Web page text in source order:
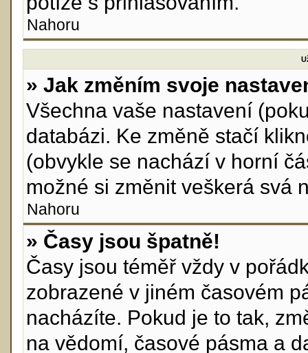
Nahoru
» Jak změním svoje
Všechna vaše nastavení
databázi. Ke změně stačí
(obvykle se nachází v horní
možné si změnit veškerá svá
Nahoru
» Časy jsou špatně!
Časy jsou téměř vždy v
zobrazené v jiném časovém
nacházíte. Pokud je to tak,
na vědomí, časové pásma a